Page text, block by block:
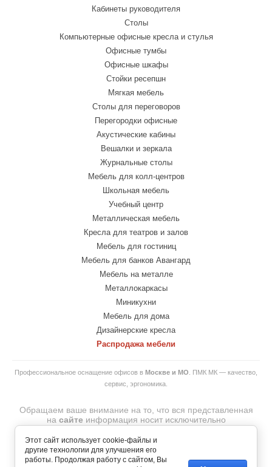
Кабинеты руководителя
Столы
Компьютерные офисные кресла и стулья
Офисные тумбы
Офисные шкафы
Стойки ресепшн
Мягкая мебель
Столы для переговоров
Перегородки офисные
Акустические кабины
Вешалки и зеркала
Журнальные столы
Мебель для колл-центров
Школьная мебель
Учебный центр
Металлическая мебель
Кресла для театров и залов
Мебель для гостиниц
Мебель для банков Авангард
Мебель на металле
Металлокаркасы
Миникухни
Мебель для дома
Дизайнерские кресла
Распродажа мебели
Профессиональное оснащение офисов в Москве и МО . ПМК МК — качество,
сервис, эргономика.
Обращаем ваше внимание на то, что вся представленная
на сайтеинформация носит исключительно
информационный характер и ни при каких
условияхне является публичной
© 2007-2026 Copyright
ООО "ПМК МЕБЕЛЬНАЯ КОМПАНИЯ"— интернет-магазин
Этот сайт использует cookie-файлы и
другие технологии для улучшения его
работы. Продолжая работу с сайтом, Вы